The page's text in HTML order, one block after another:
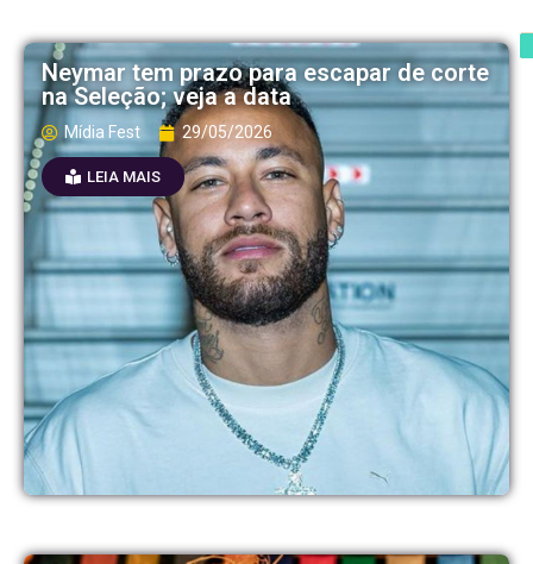
Neymar tem prazo para escapar de corte
na Seleção; veja a data
Mídia Fest 29/05/2026
LEIA MAIS